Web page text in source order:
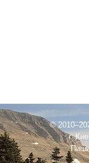
©
г.